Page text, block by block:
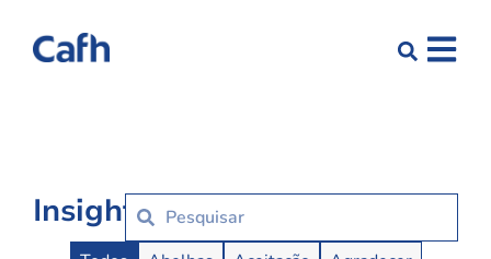
Insights